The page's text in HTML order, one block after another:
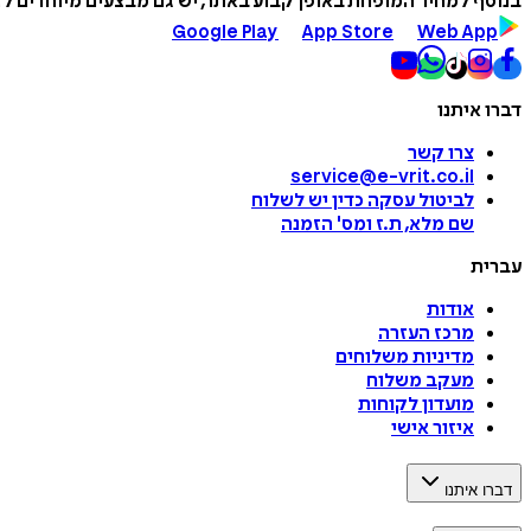
Google Play
App Store Web App
דברו איתנו
צרו קשר
service@e-vrit.co.il
לביטול עסקה כדין יש לשלוח
שם מלא, ת.ז ומס' הזמנה
עברית
אודות
מרכז העזרה
מדיניות משלוחים
מעקב משלוח
מועדון לקוחות
איזור אישי
דברו איתנו